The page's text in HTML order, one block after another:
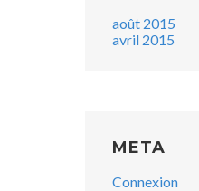
août 2015
avril 2015
META
Connexion